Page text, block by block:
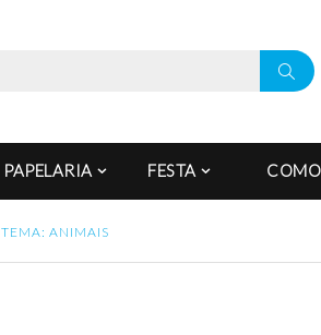
PAPELARIA FESTA
TEMA: ANIMAIS